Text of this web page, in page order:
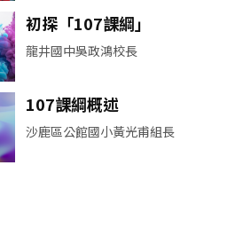
初探「107課綱」
龍井國中吳政鴻校長
107課綱概述
沙鹿區公館國小黃光甫組長